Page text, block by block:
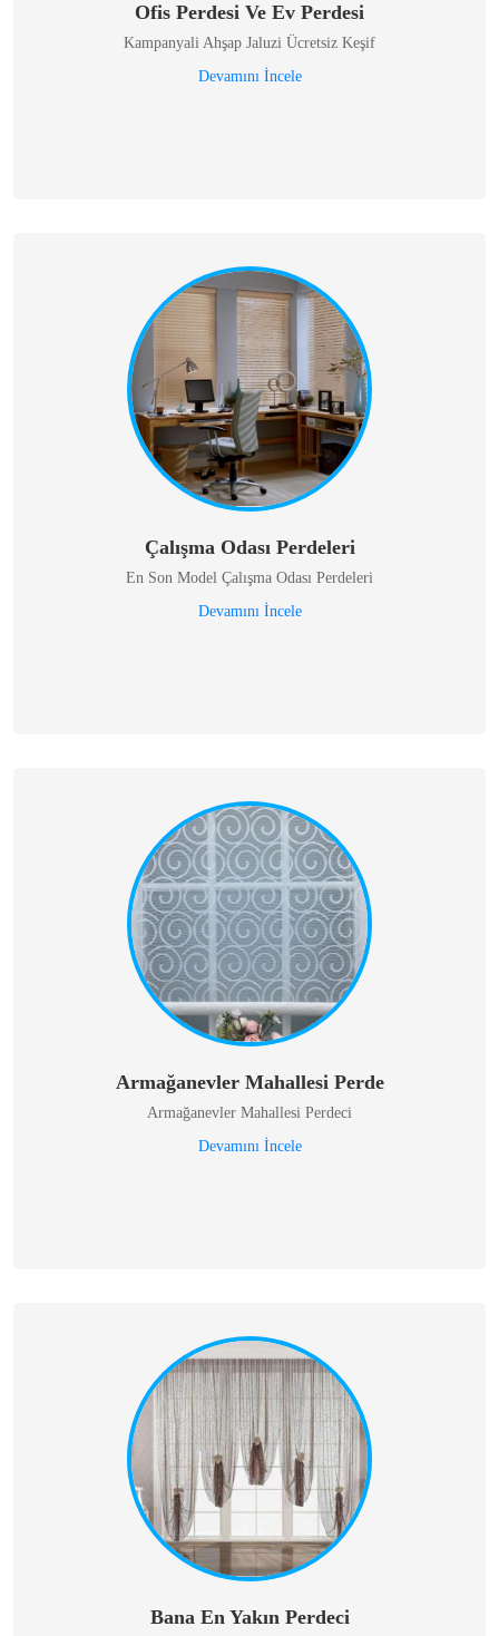
Ofis Perdesi Ve Ev Perdesi
Kampanyali Ahşap Jaluzi Ücretsiz Keşif
Devamını İncele
Çalışma Odası Perdeleri
En Son Model Çalışma Odası Perdeleri
Devamını İncele
Armağanevler Mahallesi Perde
Armağanevler Mahallesi Perdeci
Devamını İncele
Bana En Yakın Perdeci